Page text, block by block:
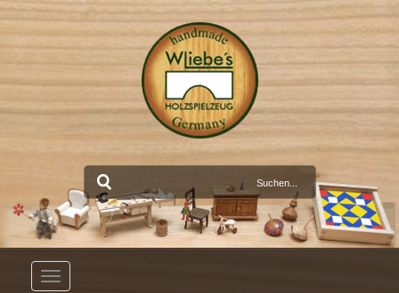
Toggle